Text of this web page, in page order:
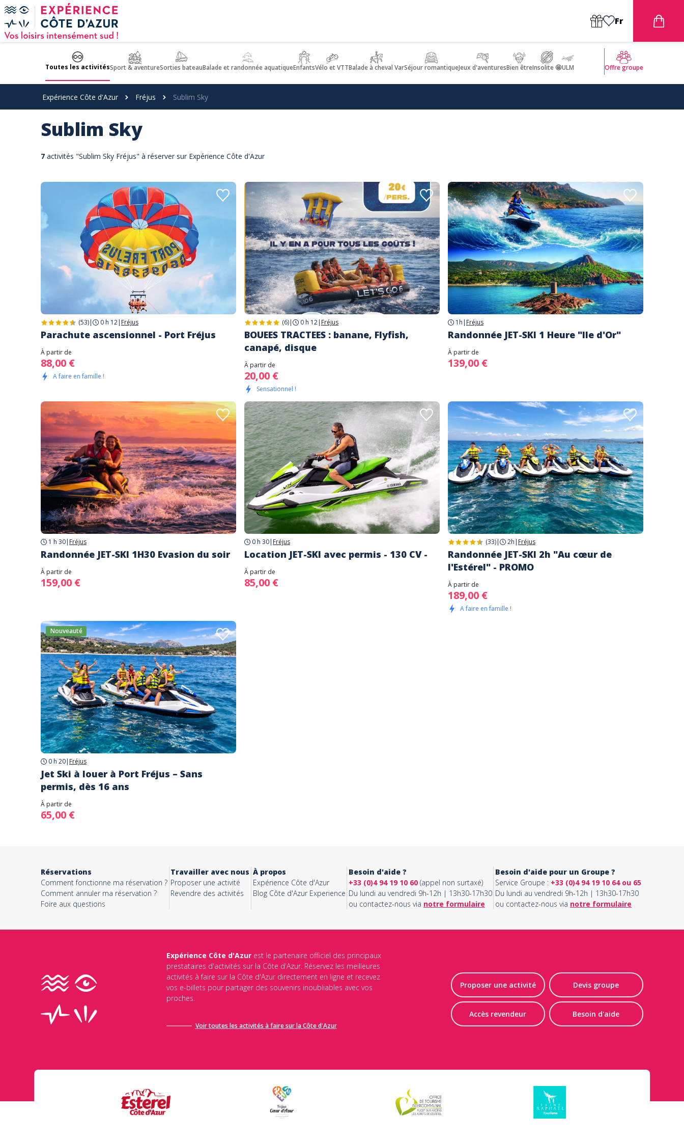
Panneau de gestion des cookies
Fr
Toutes les activitésSport & aventureSorties bateauBalade et randonnée aquatiqueEnfantsVélo et VTTBalade à cheval VarSéjour romantiqueJeux d'aventuresBien êtreInsolite 🤩ULM Offre groupe
Expérience Côte d'Azur Fréjus Sublim Sky
Sublim Sky
7 activités "Sublim Sky Fréjus" à réserver sur Expérience Côte d'Azur
(53)| 0 h 12| Fréjus
Parachute ascensionnel - Port Fréjus
À partir de
88,00 €
A faire en famille !
(6)| 0 h 12| Fréjus
BOUEES TRACTEES : banane, Flyfish,
canapé, disque
À partir de
20,00 €
Sensationnel !
1h | Fréjus
Randonnée JET-SKI 1 Heure "Ile d'Or"
À partir de
139,00 €
1 h 30| Fréjus
Randonnée JET-SKI 1H30 Evasion du soir
À partir de
159,00 €
0 h 30| Fréjus
Location JET-SKI avec permis - 130 CV -
À partir de
85,00 €
(33)| 2h | Fréjus
Randonnée JET-SKI 2h "Au cœur de
l'Estérel" - PROMO
À partir de
189,00 €
A faire en famille !
Nouveauté
0 h 20| Fréjus
Jet Ski à louer à Port Fréjus – Sans
permis, dès 16 ans
À partir de
65,00 €
Réservations
Comment fonctionne ma réservation ?
Comment annuler ma réservation ?
Foire aux questions
Travailler avec nous
Proposer une activité
Revendre des activités
À propos
Expérience Côte d'Azur
Blog Côte d'Azur Experience
Besoin d'aide ?
+33 (0)4 94 19 10 60(appel non surtaxé)
Du lundi au vendredi 9h-12h | 13h30-17h30
ou contactez-nous via notre formulaire
Besoin d'aide pour un Groupe ?
Service Groupe : +33 (0)4 94 19 10 64 ou 65
Du lundi au vendredi 9h-12h | 13h30-17h30
ou contactez-nous via notre formulaire
Expérience Côte d'Azurest le partenaire officiel des principaux
prestataires d'activités sur la Côte d'Azur. Réservez les meilleures
activités à faire sur la Côte d'Azur directement en ligne et recevez
vos e-billets pour partager des souvenirs inoubliables avec vos
proches.
Voir toutes les activités à faire sur la Côte d'Azur
Proposer une activité Devis groupe
Accès revendeur Besoin d'aide